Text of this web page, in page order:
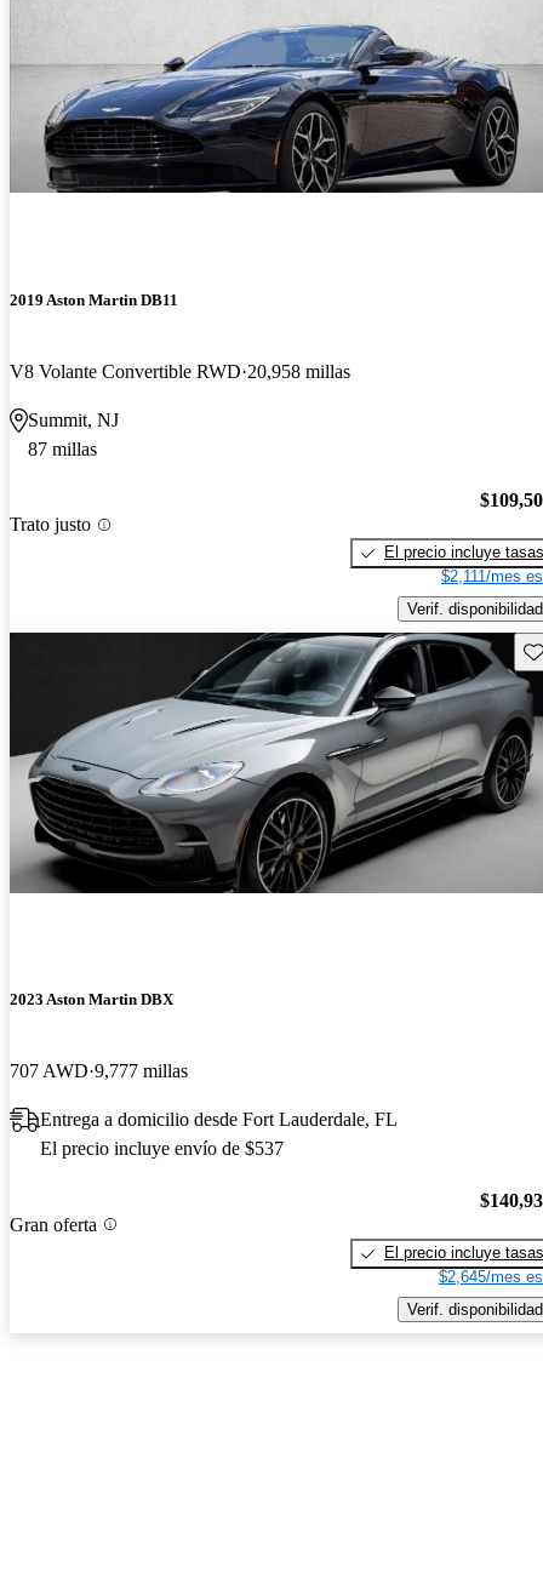
2019 Aston Martin DB11
V8 Volante Convertible RWD 20,958 millas
Summit, NJ
87 millas
Trato justo
El precio incluye tasas
$2,111/mes
Verif. disponibilidad
2023 Aston Martin DBX
707 AWD 9,777 millas
Entrega a domicilio desde Fort Lauderdale, FL
El precio incluye envío de $537
Gran oferta
El precio incluye tasas
$2,645/mes
Verif. disponibilidad